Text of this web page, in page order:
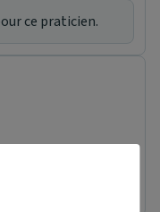
ce praticien.